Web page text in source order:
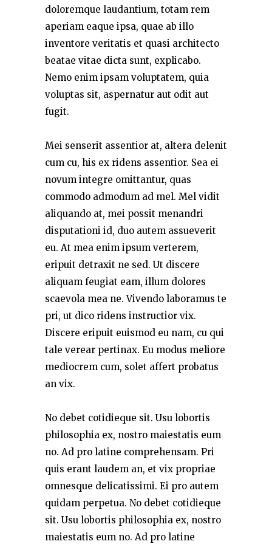
doloremque laudantium, totam rem
aperiam eaque ipsa, quae ab illo
inventore veritatis et quasi architecto
beatae vitae dicta sunt, explicabo.
Nemo enim ipsam voluptatem, quia
voluptas sit, aspernatur aut odit aut
fugit.
Mei senserit assentior at, altera delenit
cum cu, his ex ridens assentior. Sea ei
novum integre omittantur, quas
commodo admodum ad mel. Mel vidit
aliquando at, mei possit menandri
disputationi id, duo autem assueverit
eu. At mea enim ipsum verterem,
eripuit detraxit ne sed. Ut discere
aliquam feugiat eam, illum dolores
scaevola mea ne. Vivendo laboramus te
pri, ut dico ridens instructior vix.
Discere eripuit euismod eu nam, cu qui
tale verear pertinax. Eu modus meliore
mediocrem cum, solet affert probatus
an vix.
No debet cotidieque sit. Usu lobortis
philosophia ex, nostro maiestatis eum
no. Ad pro latine comprehensam. Pri
quis erant laudem an, et vix propriae
omnesque delicatissimi. Ei pro autem
quidam perpetua. No debet cotidieque
sit. Usu lobortis philosophia ex, nostro
maiestatis eum no. Ad pro latine